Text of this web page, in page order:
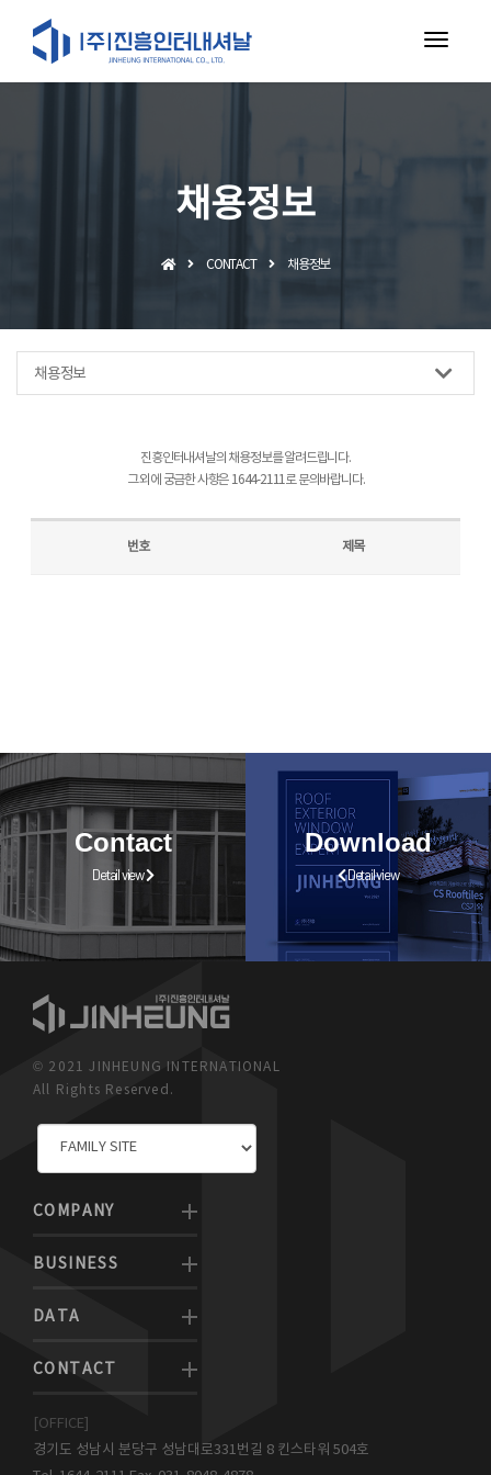
채용정보
CONTACT 채용정보
채용정보
진흥인터내셔날의 채용정보를 알려드립니다.
그 외에 궁금한 사항은 1644-2111로 문의바랍니다.
번호 제목
Contact
Detail view
Download
Detail view
© 2021 JINHEUNG INTERNATIONAL
All Rights Reserved.
COMPANY
BUSINESS
DATA
CONTACT
[OFFICE]
경기도 성남시 분당구 성남대로331번길 8 킨스타워 504호